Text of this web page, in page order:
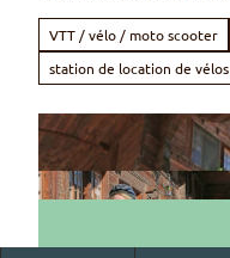
VTT / vélo / moto scooter
station de location de vélos